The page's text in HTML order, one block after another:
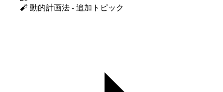
🧨 動的計画法 - 追加トピック